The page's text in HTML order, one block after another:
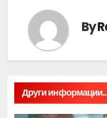
By
Други